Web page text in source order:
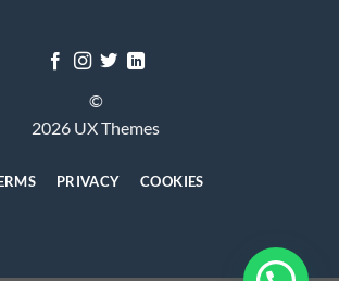
©
2026 UX Themes
PRIVACY COOKIES